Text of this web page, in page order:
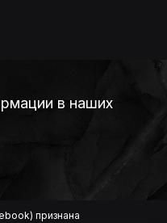
в наших
признана